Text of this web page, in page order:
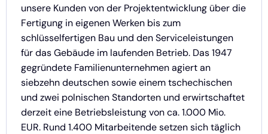
unsere Kunden von der Projektentwicklung über die
Fertigung in eigenen Werken bis zum
schlüsselfertigen Bau und den Serviceleistungen
für das Gebäude im laufenden Betrieb. Das 1947
gegründete Familienunternehmen agiert an
siebzehn deutschen sowie einem tschechischen
und zwei polnischen Standorten und erwirtschaftet
derzeit eine Betriebsleistung von ca. 1.000 Mio.
EUR. Rund 1.400 Mitarbeitende setzen sich täglich